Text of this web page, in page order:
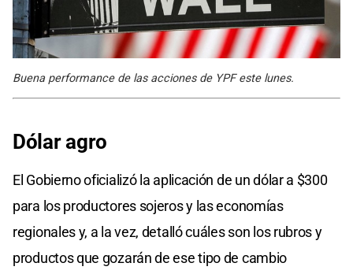
Buena performance de las acciones de YPF este lunes.
Dólar agro
El Gobierno oficializó la aplicación de un dólar a $300
para los productores sojeros y las economías
regionales y, a la vez, detalló cuáles son los rubros y
productos que gozarán de ese tipo de cambio